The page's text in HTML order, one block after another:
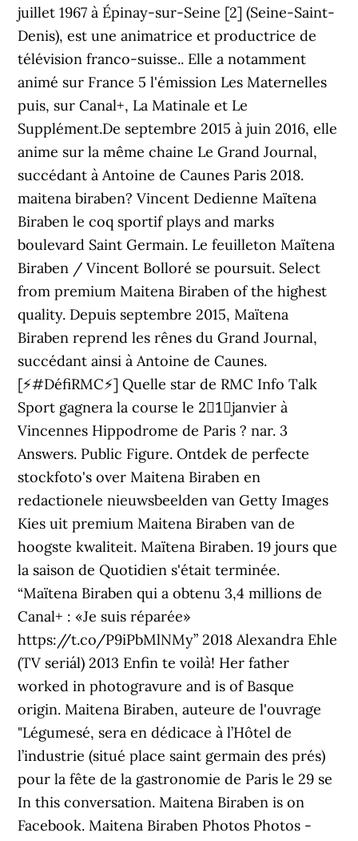
juillet 1967 à Épinay-sur-Seine [2] (Seine-Saint-
Denis), est une animatrice et productrice de
télévision franco-suisse.. Elle a notamment
animé sur France 5 l'émission Les Maternelles
puis, sur Canal+, La Matinale et Le
Supplément.De septembre 2015 à juin 2016, elle
anime sur la même chaine Le Grand Journal,
succédant à Antoine de Caunes Paris 2018.
maitena biraben? Vincent Dedienne Maïtena
Biraben le coq sportif plays and marks
boulevard Saint Germain. Le feuilleton Maïtena
Biraben / Vincent Bolloré se poursuit. Select
from premium Maitena Biraben of the highest
quality. Depuis septembre 2015, Maïtena
Biraben reprend les rênes du Grand Journal,
succédant ainsi à Antoine de Caunes.
[⚡#DéfiRMC⚡] Quelle star de RMC Info Talk
Sport gagnera la course le 2⃣1⃣janvier à
Vincennes Hippodrome de Paris ? nar. 3
Answers. Public Figure. Ontdek de perfecte
stockfoto's over Maitena Biraben en
redactionele nieuwsbeelden van Getty Images
Kies uit premium Maitena Biraben van de
hoogste kwaliteit. Maïtena Biraben. 19 jours que
la saison de Quotidien s'était terminée.
“Maïtena Biraben qui a obtenu 3,4 millions de
Canal+ : «Je suis réparée»
https://t.co/P9iPbMlNMy” 2018 Alexandra Ehle
(TV seriál) 2013 Enfin te voilà! Her father
worked in photogravure and is of Basque
origin. Maitena Biraben, auteure de l'ouvrage
"Légumesé, sera en dédicace à l’Hôtel de
l’industrie (situé place saint germain des prés)
pour la fête de la gastronomie de Paris le 29 se
In this conversation. Maitena Biraben is on
Facebook. Maitena Biraben Photos Photos -